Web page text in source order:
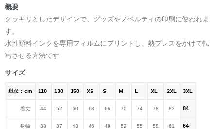
概要
クッキリとしたデザインで、グッズやノベルティの印刷に使われま
す。
水性顔料インクを専用フィルムにプリントし、熱プレスをかけて転
写させる方法です
サイズ
単位：cm 110 130 150 XS S M L XL 2XL 3XL
着丈 44 52 60 63 66 70 74 78 82 84
身幅 33 37 43 46 49 52 55 58 61 64